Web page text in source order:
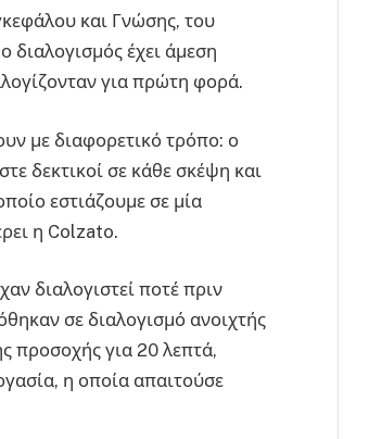
και Γνώσης, του
διαλογισμός έχει άμεση
για πρώτη φορά.
με διαφορετικό τρόπο: ο
δεκτικοί σε κάθε σκέψη και
εστιάζουμε σε μία
η Colzato.
διαλογιστεί ποτέ πριν
σε διαλογισμό ανοιχτής
προσοχής για 20 λεπτά,
η οποία απαιτούσε